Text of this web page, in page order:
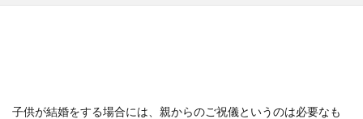
子供が結婚をする場合には、親からのご祝儀というのは必要なも